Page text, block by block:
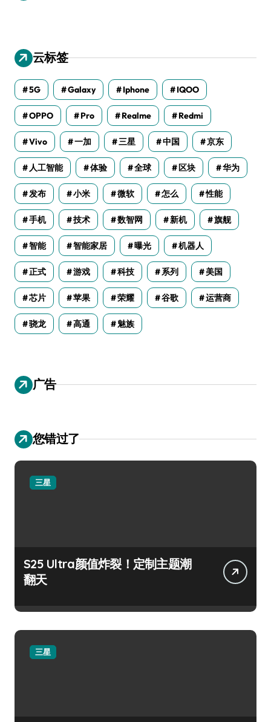
云标签
5G Galaxy Iphone IQOO
OPPO Pro Realme Redmi
Vivo 一加 三星 中国 京东
人工智能 体验 全球 区块 华为
发布 小米 微软 怎么 性能
手机 技术 数智网 新机 旗舰
智能 智能家居 曝光 机器人
正式 游戏 科技 系列 美国
芯片 苹果 荣耀 谷歌 运营商
骁龙 高通 魅族
广告
您错过了
三星
S25 Ultra颜值炸裂！定制主题潮
翻天
三星